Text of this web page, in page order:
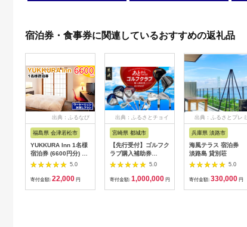
宿泊券・食事券に関連しているおすすめの返礼品
出典：ふるなび
福島県 会津若松市
YUKKURA Inn 1名様
宿泊券 (6600円分) ワ
ーケーションお試しプ
ラン｜東北 福島県 会
津若松市 東山温泉 旅
5.0
寄付金額: 22,000 円
出典：ふるさとチョイ
宮崎県 都城市
【先行受付】ゴルフク
ラブ購入補助券
300,000円_GI-
C701_(都城市) ゴルフ
ゴルフクラブ ダンロ
5.0
寄付金額: 1,000,000 円
出典：ふるさとプレミ
兵庫県 淡路市
海風テラス 宿泊券
淡路島 貸別荘
5.0
寄付金額: 330,000 円